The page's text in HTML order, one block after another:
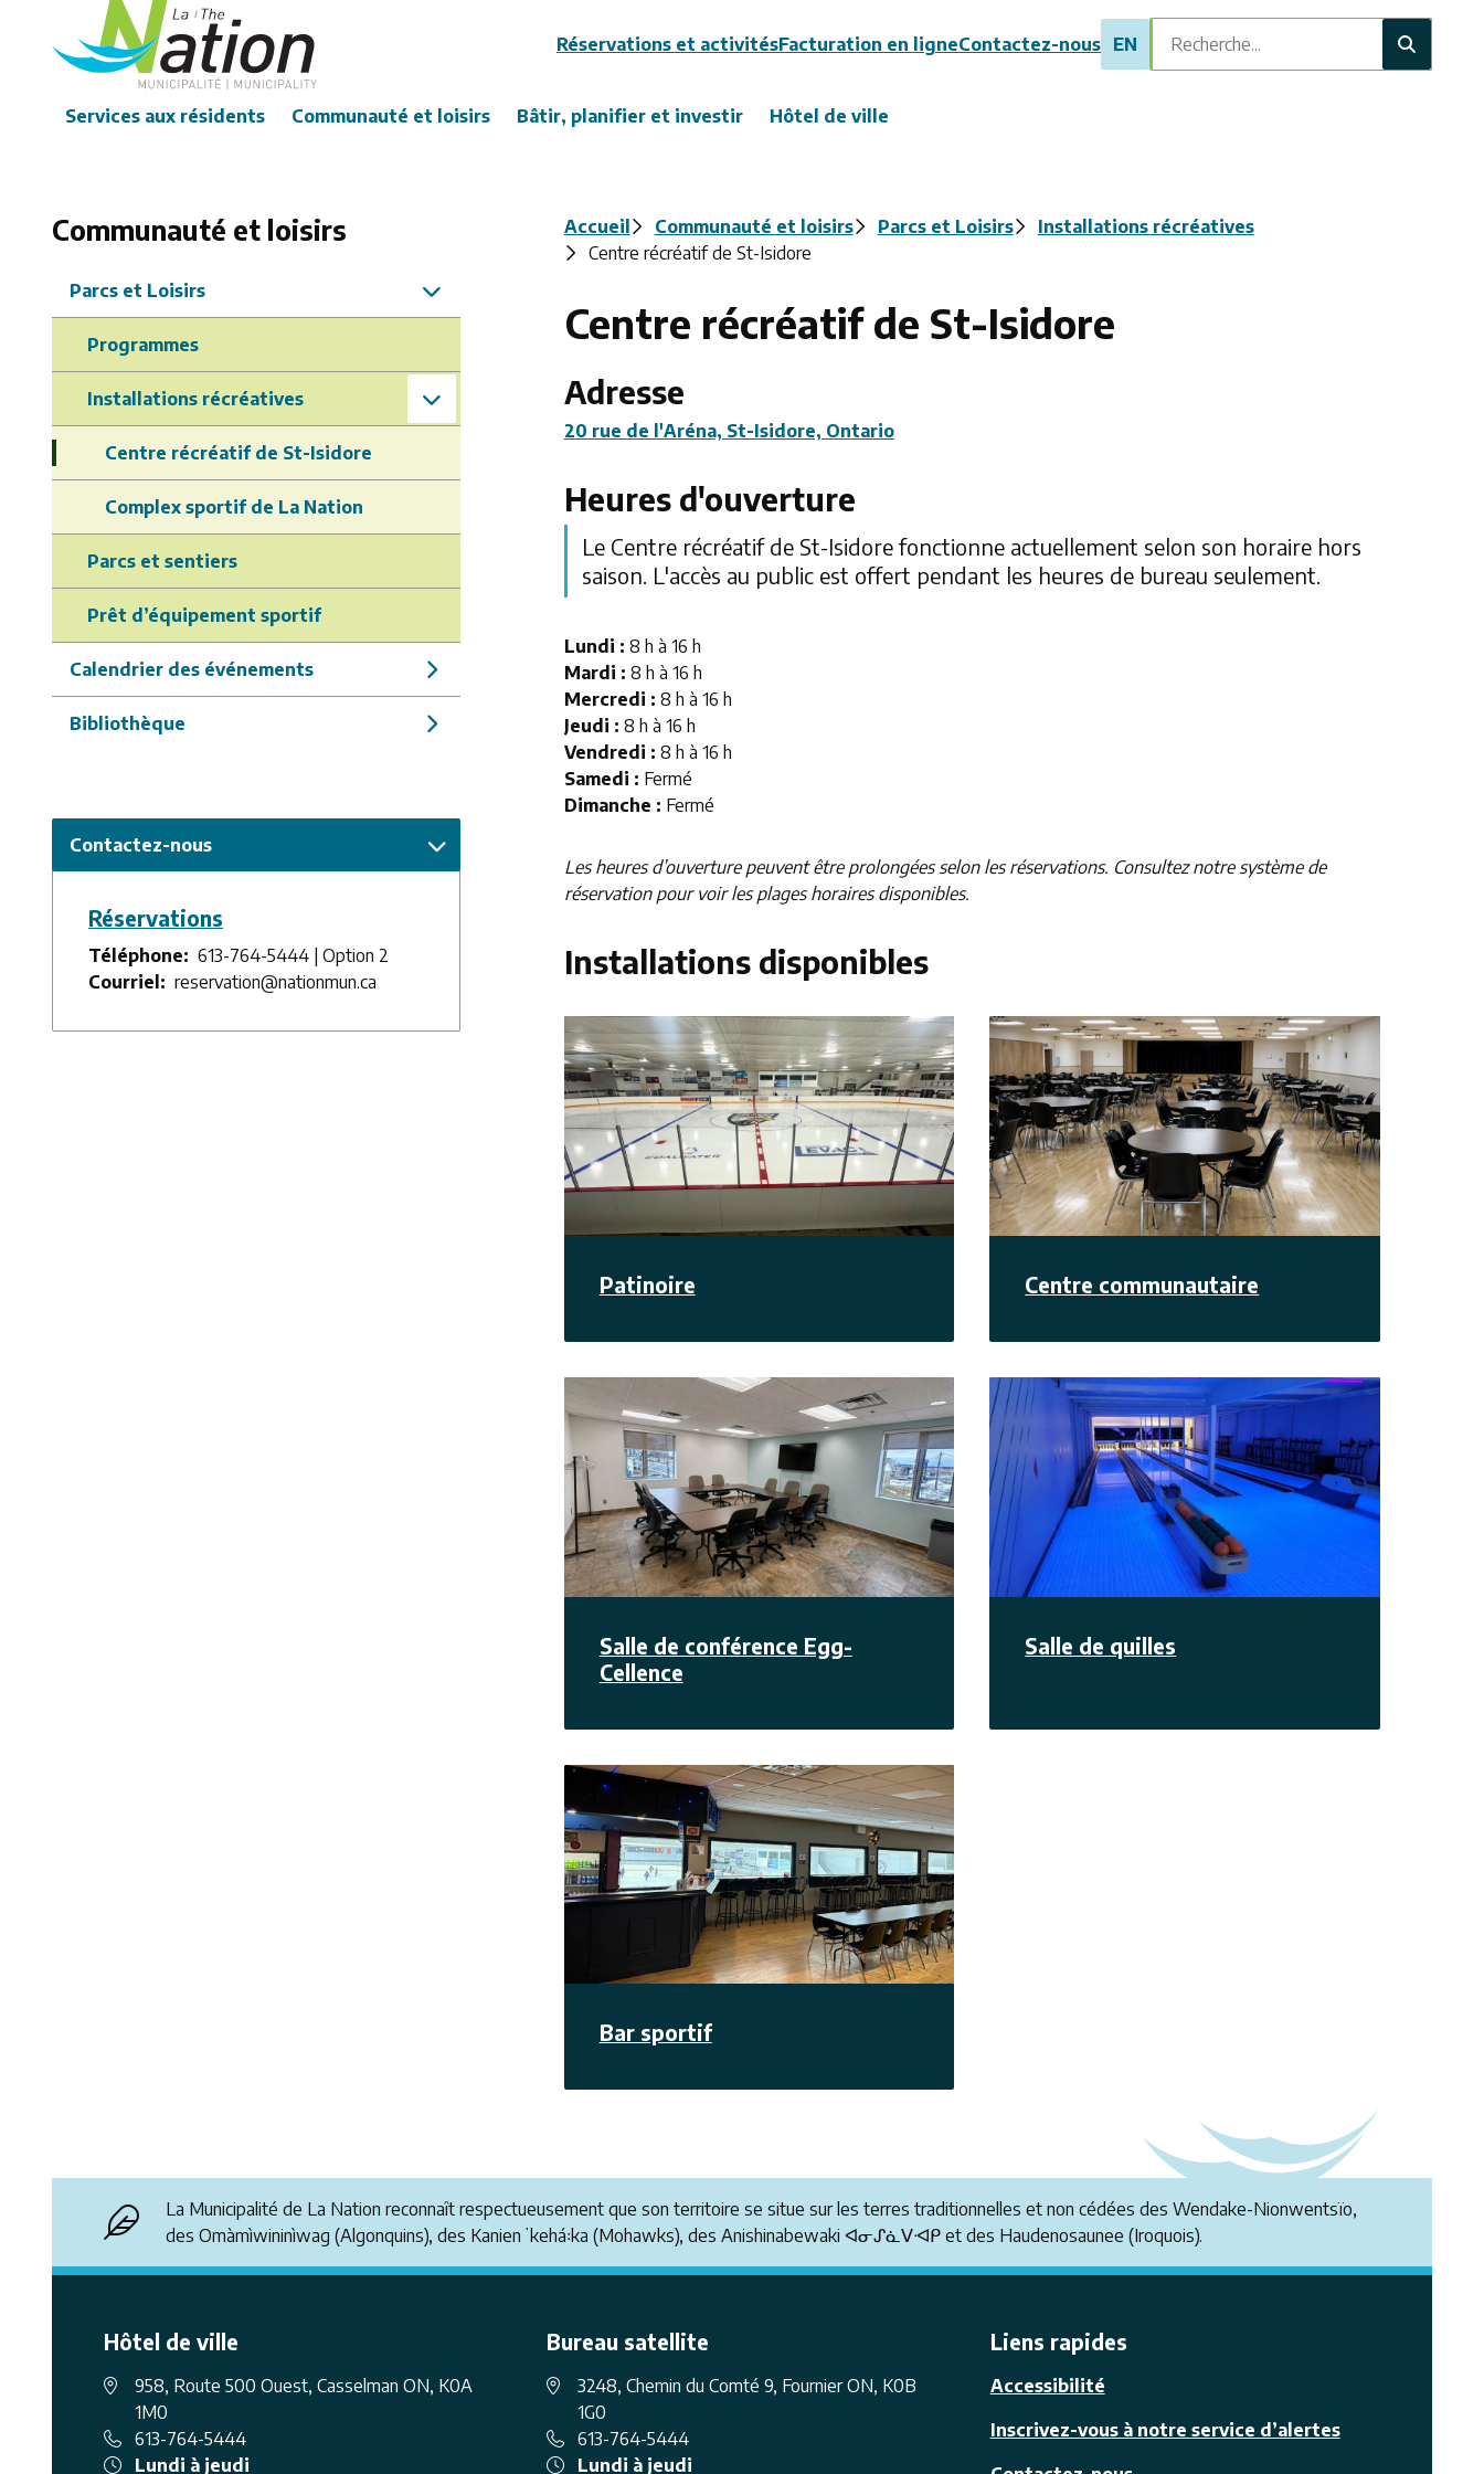
contenu
Header
Réservations et activitésFacturation en ligneContactez-nous EN
Recherche
Main
Services aux résidents Communauté et loisirs Bâtir, planifier et investir Hôtel de ville
Communauté et loisirs
Parcs et Loisirs
Programmes
Installations récréatives
Centre récréatif de St-Isidore
Complex sportif de La Nation
Parcs et sentiers
Prêt d’équipement sportif
Calendrier des événements
Bibliothèque
Contactez-nous
Réservations
Téléphone
613-764-5444 | Option 2
Courriel
reservation@nationmun.ca
Fil
d'Ariane
Accueil Communauté et loisirs Parcs et Loisirs
Installations récréatives
Centre récréatif de St-Isidore
Centre récréatif de St-Isidore
Adresse
20 rue de l'Aréna, St-Isidore, Ontario
Heures d'ouverture
Le Centre récréatif de St-Isidore fonctionne actuellement selon son horaire hors
saison. L'accès au public est offert pendant les heures de bureau seulement.
Lundi : 8 h à 16 h
Mardi : 8 h à 16 h
Mercredi : 8 h à 16 h
Jeudi : 8 h à 16 h
Vendredi : 8 h à 16 h
Samedi : Fermé
Dimanche : Fermé
Les heures d’ouverture peuvent être prolongées selon les réservations. Consultez notre système de
réservation pour voir les plages horaires disponibles.
Installations disponibles
Patinoire Centre communautaire
Salle de conférence Egg-
Cellence
Salle de quilles
Bar sportif
La Municipalité de La Nation reconnaît respectueusement que son territoire se situe sur les terres traditionnelles et non cédées des Wendake-Nionwentsïo,
des Omàmìwininìwag (Algonquins), des Kanienʼkehá꞉ka (Mohawks), des Anishinabewaki ᐊᓂᔑᓈᐯᐗᑭ et des Haudenosaunee (Iroquois).
Hôtel de ville
958, Route 500 Ouest, Casselman ON, K0A
1M0
613-764-5444
Lundi à jeudi
Bureau satellite
3248, Chemin du Comté 9, Fournier ON, K0B
1G0
613-764-5444
Lundi à jeudi
Liens rapides
Accessibilité
Inscrivez-vous à notre service d’alertes